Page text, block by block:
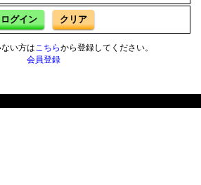
ログイン クリア
い方はこちらから登録してください。
会員登録